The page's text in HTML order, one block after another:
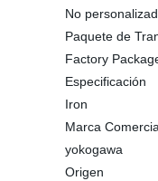
No
Paquete de
Factory
Especificación
Iron
Marca
yokogawa
Origen